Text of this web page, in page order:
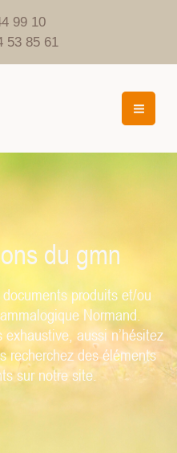
99 10
53 85 61
du gmn
produits et/ou
Normand.
aussi n’hésitez
recherchez des éléments
sur notre site.